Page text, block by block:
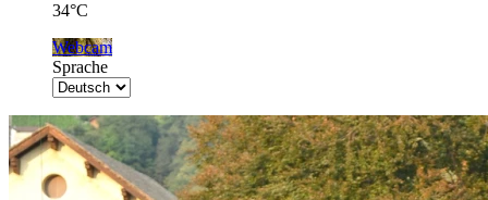
34°C
Webcam
Sprache